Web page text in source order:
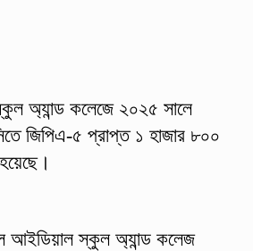
অ্যান্ড কলেজে ২০২৫ সালে
জিপিএ-৫ প্রাপ্ত ১ হাজার ৮০০
আইডিয়াল স্কুল অ্যান্ড কলেজ